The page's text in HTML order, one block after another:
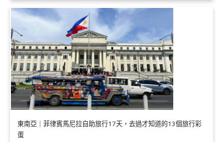
東南亞｜菲律賓馬尼拉自助旅行17天，去過才知道的13個旅行彩
蛋